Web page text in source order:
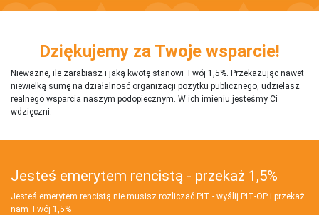
Dziękujemy za Twoje wsparcie!
Nieważne, ile zarabiasz i jaką kwotę stanowi Twój 1,5%. Przekazując nawet
niewielką sumę na działalnosć organizacji pożytku publicznego, udzielasz
realnego wsparcia naszym podopiecznym. W ich imieniu jesteśmy Ci
wdzięczni.
Jesteś emerytem rencistą - przekaż 1,5%
Jesteś emerytem rencistą nie musisz rozliczać PIT - wyślij PIT‑OP i przekaż
nam Twój 1,5%